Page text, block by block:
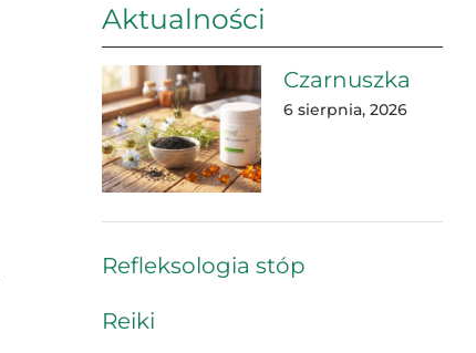
Aktualności
Czarnuszka
6 sierpnia, 2026
Refleksologia stóp
Reiki